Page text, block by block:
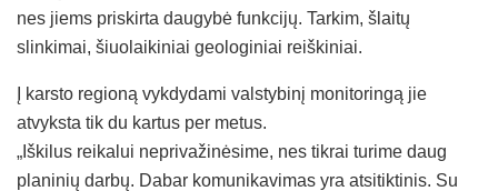
nes jiems priskirta daugybė funkcijų. Tarkim, šlaitų
slinkimai, šiuolaikiniai geologiniai reiškiniai.
Į karsto regioną vykdydami valstybinį monitoringą jie
atvyksta tik du kartus per metus.
„Iškilus reikalui neprivažinėsime, nes tikrai turime daug
planinių darbų. Dabar komunikavimas yra atsitiktinis. Su